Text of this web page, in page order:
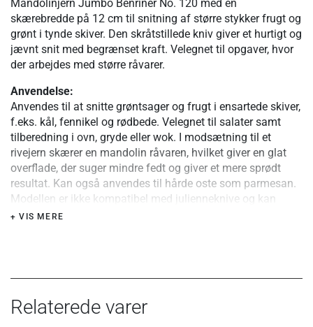
Mandolinjern Jumbo Benriner No. 120 med en
skærebredde på 12 cm til snitning af større stykker frugt og
grønt i tynde skiver. Den skråtstillede kniv giver et hurtigt og
jævnt snit med begrænset kraft. Velegnet til opgaver, hvor
der arbejdes med større råvarer.
Anvendelse:
Anvendes til at snitte grøntsager og frugt i ensartede skiver,
f.eks. kål, fennikel og rødbede. Velegnet til salater samt
tilberedning i ovn, gryde eller wok. I modsætning til et
rivejern skærer en mandolin råvaren, hvilket giver en glat
overflade, der suger mindre fedt og giver et mere sprødt
resultat. Kan også anvendes til hårde oste som parmesan.
Modellen er ikke kompatibel med julienneknive og kan
derfor ikke anvendes til strimler.
bagsiden. Skridsikkert gummi i enden samt fordybninger
giver stabil placering på bord, skål eller gryde.
+ VIS MERE
Relaterede varer